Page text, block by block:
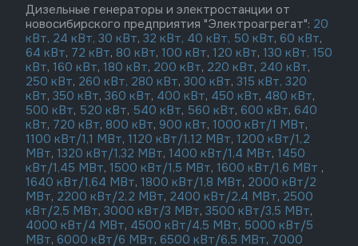
Дизельные генераторы и электростанции от
новосибирского предприятия "Электроагрегат": 20
кВт, 24 кВт, 30 кВт, 32 кВт, 40 кВт, 50 кВт, 60 кВт,
64 кВт, 72 кВт, 80 кВт, 100 кВт, 120 кВт, 130 кВт, 150
кВт, 160 кВт, 180 кВт, 200 кВт, 220 кВт, 240 кВт,
250 кВт, 260 кВт, 280 кВт, 300 кВт, 315 кВт, 320
кВт, 350 кВт, 360 кВт, 400 кВт, 450 кВт, 480 кВт,
500 кВт, 520 кВт, 540 кВт, 560 кВт, 600 кВт, 640
кВт, 720 кВт, 800 кВт, 900 кВт, 1000 кВт/1 МВт,
1100 кВт/1,1 МВт, 1120 кВт/1,12 МВт, 1200 кВт/1,2
МВт, 1320 кВт/1,32 МВт, 1400 кВт/1,4 МВт, 1450
кВт/1,45 МВт, 1500 кВт/1,5 МВт, 1600 кВт/1,6 МВт ,
1640 кВт/1,64 МВт, 1800 кВт/1,8 МВт, 2000 кВт/2
МВт, 2200 кВт/2,2 МВт, 2400 кВт/2,4 МВт, 2500
кВт/2,5 МВт, 3000 кВт/3 МВт, 3500 кВт/3,5 МВт,
4000 кВт/4 МВт, 4500 кВт/4,5 МВт, 5000 кВт/5
МВт, 6000 кВт/6 МВт, 6500 кВт/6,5 МВт, 7000